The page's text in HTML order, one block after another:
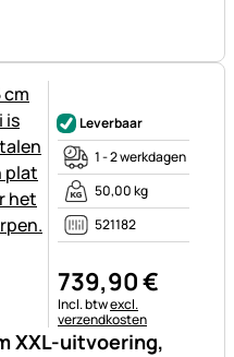
XXL-uitvoering,
Leverbaar
1 - 2 werkdagen
50,00 kg
521182
739,90€
Belastinginformatie:
Incl. btwexcl.
verzendkosten